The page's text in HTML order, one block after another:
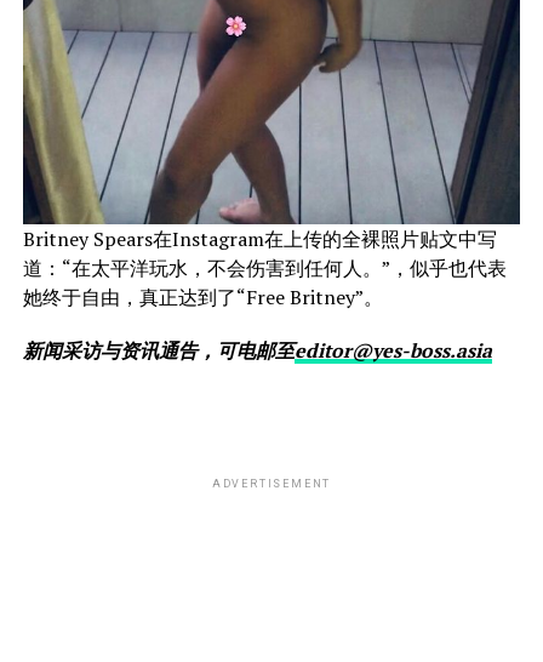
Britney Spears在Instagram在上传的全裸照片贴文中写
道：“在太平洋玩水，不会伤害到任何人。”，似乎也代表
她终于自由，真正达到了“Free Britney”。
新闻采访与资讯通告，可电邮至editor@yes-boss.asia
ADVERTISEMENT